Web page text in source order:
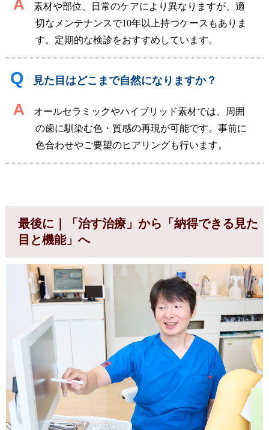
A
素材や部位、日常のケアにより異なりますが、適
切なメンテナンスで10年以上持つケースもありま
す。定期的な検診をおすすめしています。
Q 見た目はどこまで自然になりますか？
A
オールセラミックやハイブリッド素材では、周囲
の歯に馴染む色・質感の再現が可能です。事前に
色合わせやご要望のヒアリングも行います。
最後に｜「治す治療」から「納得できる見た
目と機能」へ